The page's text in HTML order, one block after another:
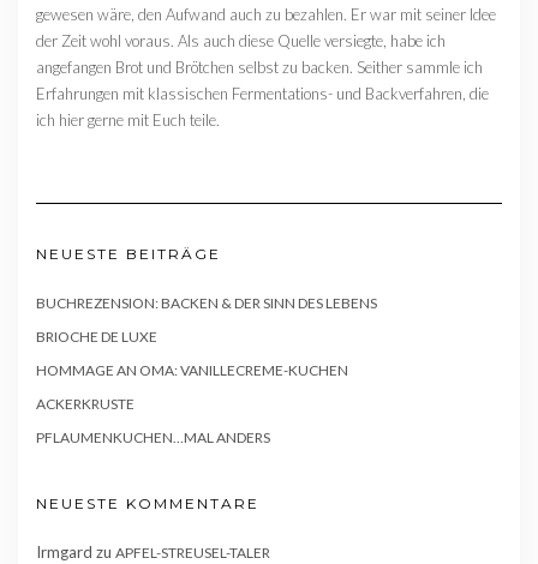
gewesen wäre, den Aufwand auch zu bezahlen. Er war mit seiner Idee
der Zeit wohl voraus. Als auch diese Quelle versiegte, habe ich
angefangen Brot und Brötchen selbst zu backen. Seither sammle ich
Erfahrungen mit klassischen Fermentations- und Backverfahren, die
ich hier gerne mit Euch teile.
NEUESTE BEITRÄGE
BUCHREZENSION: BACKEN & DER SINN DES LEBENS
BRIOCHE DE LUXE
HOMMAGE AN OMA: VANILLECREME-KUCHEN
ACKERKRUSTE
PFLAUMENKUCHEN…MAL ANDERS
NEUESTE KOMMENTARE
Irmgard zu APFEL-STREUSEL-TALER